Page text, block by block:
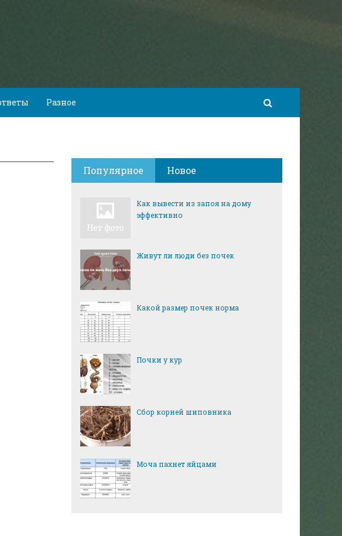
Разное
Популярное Новое
Как вывести из запоя на дому
эффективно
Живут ли люди без почек
Какой размер почек норма
Почки у кур
Сбор корней шиповника
Моча пахнет яйцами